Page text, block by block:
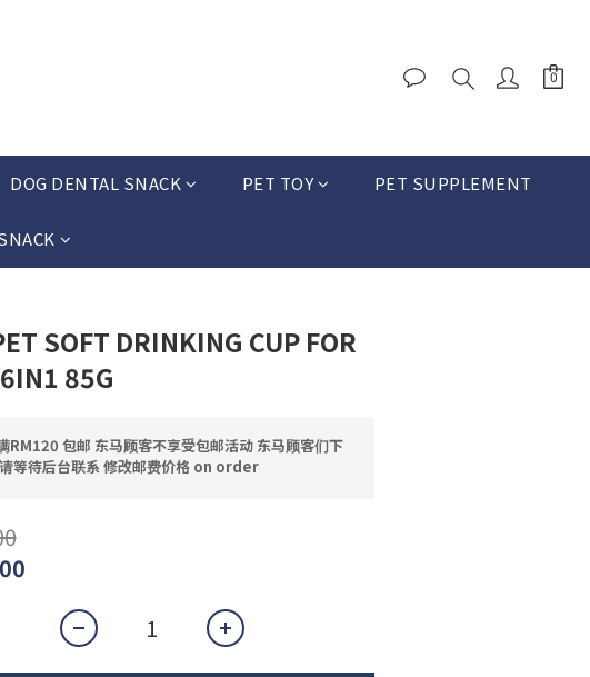
DOG DENTAL SNACK PET TOY PET SUPPLEMENT
SOFT DRINKING CUP FOR
85G
RM120 包邮 东马顾客不享受包邮活动 东马顾客们下
等待后台联系 修改邮费价格 on order